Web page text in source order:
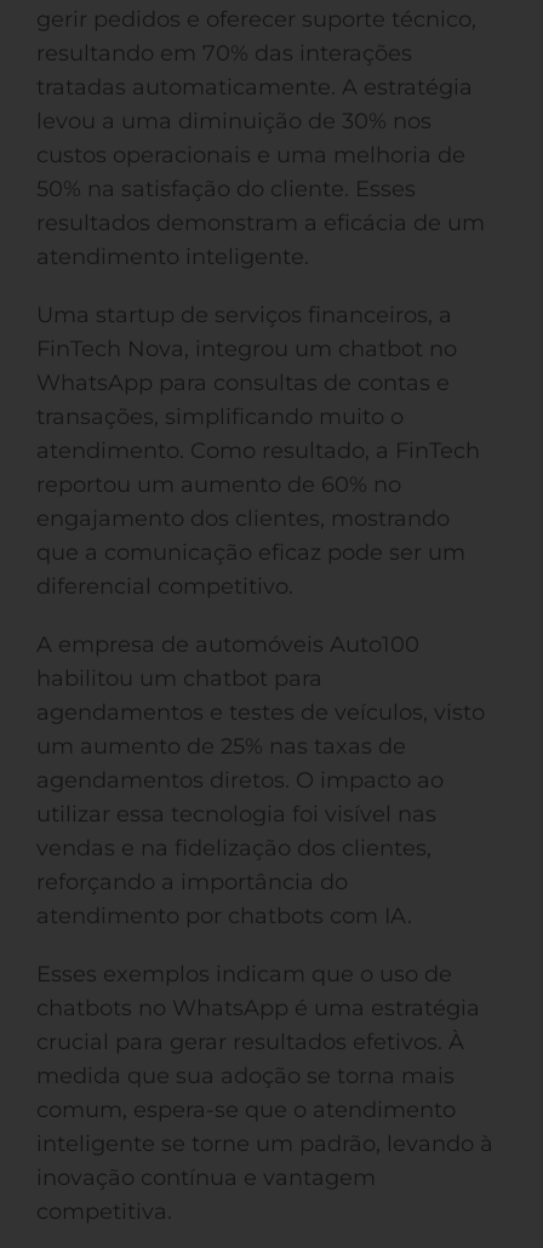
gerir pedidos e oferecer suporte técnico,
resultando em 70% das interações
tratadas automaticamente. A estratégia
levou a uma diminuição de 30% nos
custos operacionais e uma melhoria de
50% na satisfação do cliente. Esses
resultados demonstram a eficácia de um
atendimento inteligente.
Uma startup de serviços financeiros, a
FinTech Nova, integrou um chatbot no
WhatsApp para consultas de contas e
transações, simplificando muito o
atendimento. Como resultado, a FinTech
reportou um aumento de 60% no
engajamento dos clientes, mostrando
que a comunicação eficaz pode ser um
diferencial competitivo.
A empresa de automóveis Auto100
habilitou um chatbot para
agendamentos e testes de veículos, visto
um aumento de 25% nas taxas de
agendamentos diretos. O impacto ao
utilizar essa tecnologia foi visível nas
vendas e na fidelização dos clientes,
reforçando a importância do
atendimento por chatbots com IA.
Esses exemplos indicam que o uso de
chatbots no WhatsApp é uma estratégia
crucial para gerar resultados efetivos. À
medida que sua adoção se torna mais
comum, espera-se que o atendimento
inteligente se torne um padrão, levando à
inovação contínua e vantagem
competitiva.